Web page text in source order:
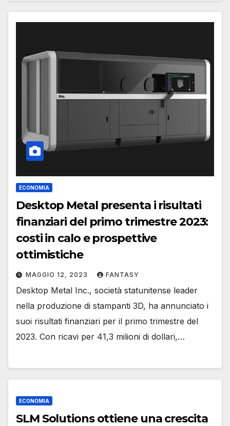
ECONOMIA
Desktop Metal presenta i risultati
finanziari del primo trimestre 2023:
costi in calo e prospettive
ottimistiche
MAGGIO 12, 2023 FANTASY
Desktop Metal Inc., società statunitense leader
nella produzione di stampanti 3D, ha annunciato i
suoi risultati finanziari per il primo trimestre del
2023. Con ricavi per 41,3 milioni di dollari,…
ECONOMIA
SLM Solutions ottiene una crescita